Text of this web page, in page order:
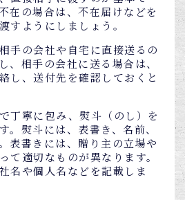
在の場合は、不在届けなどを
すようにしましょう。
手の会社や自宅に直接送るの
、相手の会社に送る場合は、
し、送付先を確認しておくと
丁寧に包み、熨斗（のし）を
。熨斗には、表書き、名前、
表書きには、贈り主の立場や
て適切なものが異なります。
名や個人名などを記載しま